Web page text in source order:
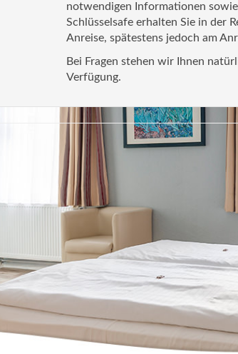
notwendigen Informationen
Schlüsselsafe erhalten Sie in der
Anreise, spätestens jedoch am
Bei Fragen stehen wir Ihnen
Verfügung.